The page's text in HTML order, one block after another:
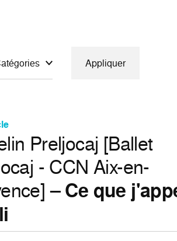
Appliquer
Preljocaj [Ballet
- CCN Aix-en-
–Ce que